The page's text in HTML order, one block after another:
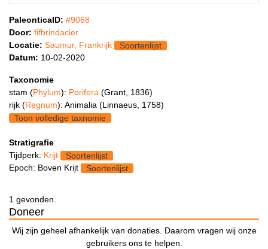
PaleonticaID: #9068
Door: fifbrindacier
Locatie: Saumur, Frankrijk
Soortenlijst
Datum: 10-02-2020
Taxonomie
stam (Phylum): Porifera (Grant, 1836)
rijk (Regnum): Animalia (Linnaeus, 1758)
Toon volledige taxnomie
Stratigrafie
Tijdperk: Krijt
Soortenlijst
Epoch: Boven Krijt
Soortenlijst
1 gevonden.
Doneer
Wij zijn geheel afhankelijk van donaties. Daarom vragen wij onze
gebruikers ons te helpen.